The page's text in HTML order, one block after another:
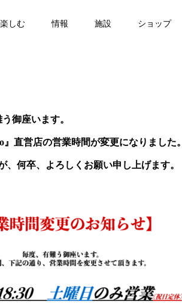
楽しむ 情報 施設 ショップ
御座います。
直営店の営業時間が変更になりました。
、 何卒、よろしくお願い申し上げます。